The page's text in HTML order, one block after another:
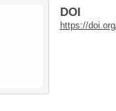
DOI
https://